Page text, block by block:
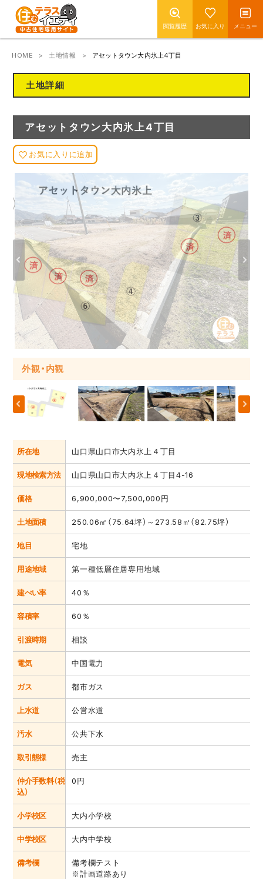
閲覧履歴 お気に入り メニュー
HOME 土地情報 アセットタウン大内氷上4丁目
土地詳細
アセットタウン大内氷上4丁目
お気に入りに追加
外観・内観
外観・内観
外観・内観
外観・内観
外観・内観
外観・内観
外観・内観
外観・内観
外観・内観
外観・内観
外観・内観
外観・内観
外観・内観
外観・内観
外観・内観
外観・内観
外観・内観
外観・内観
所在地 山口県山口市大内氷上４丁目
現地検索方法 山口県山口市大内氷上４丁目4-16
価格 6,900,000〜7,500,000円
土地面積 250.06㎡（75.64坪）～273.58㎡（82.75坪）
地目 宅地
用途地域 第一種低層住居専用地域
建ぺい率 40％
容積率 60％
引渡時期 相談
電気 中国電力
ガス 都市ガス
上水道 公営水道
汚水 公共下水
取引態様 売主
仲介手数料（税
込）
0円
小学校区 大内小学校
中学校区 大内中学校
備考欄
備考欄テスト
※計画道路あり